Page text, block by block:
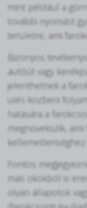
mint például a
további nyomást
területre, ami
Bizonyos
autóút vagy
jelenthetnek a
ülés közbeni
hatására a
megnövekszik,
kellemetlenséghez
Fontos
más okokból is
olyan állapotok